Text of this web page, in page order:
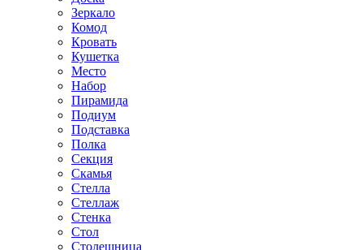
Зеркало
Комод
Кровать
Кушетка
Место
Набор
Пирамида
Подиум
Подставка
Полка
Секция
Скамья
Стелла
Стеллаж
Стенка
Стол
Столешница